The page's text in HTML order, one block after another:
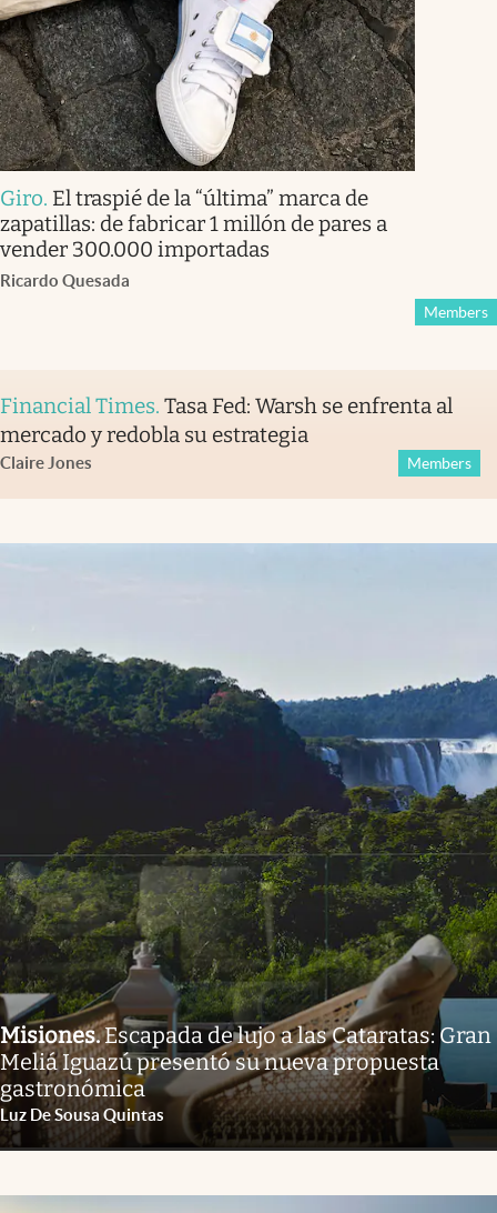
Giro. El traspié de la “última” marca de
zapatillas: de fabricar 1 millón de pares a
vender 300.000 importadas
Ricardo Quesada
Members
Financial Times. Tasa Fed: Warsh se enfrenta al
mercado y redobla su estrategia
Claire Jones Members
Misiones.Escapada de lujo a las Cataratas: Gran
Meliá Iguazú presentó su nueva propuesta
gastronómica
Luz De Sousa Quintas